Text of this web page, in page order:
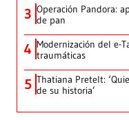
3 Operación Pandora:
de pan
4 Modernización del e-
traumáticas
5 Thatiana Pretelt:
de su historia’